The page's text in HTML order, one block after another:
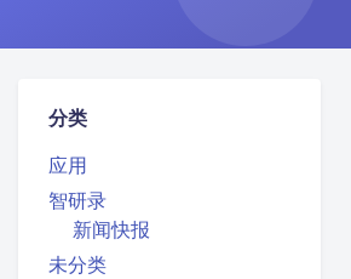
分类
应用
智研录
新闻快报
未分类